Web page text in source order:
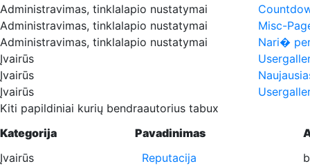
Administravimas, tinklalapio nustatymai
Administravimas, tinklalapio nustatymai
Misc-
Administravimas, tinklalapio nustatymai
Nari�
Įvairūs
Įvairūs
Įvairūs
Kiti papildiniai kurių bendraautorius tabux
Kategorija
Pavadinimas
Įvairūs
Reputacija